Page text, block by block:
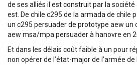
de ses alliés il est construit par la société
est. De chile c295 de la armada de chile
un c295 persuader de prototype aew un
aew msa/mpa persuader à hanovre en
Et dans les délais coût faible à un pour
non opérer de l’état-major de l’armée de